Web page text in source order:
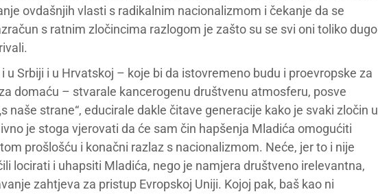
ovdašnjih vlasti s radikalnim nacionalizmom i čekanje da se
s ratnim zločincima razlogom je zašto su se svi oni toliko dugo
u Srbiji i u Hrvatskoj – koje bi da istovremeno budu i proevropske za
domaću – stvarale kancerogenu društvenu atmosferu, posve
naše strane“, educirale dakle čitave generacije kako je svaki zločin u
je stoga vjerovati da će sam čin hapšenja Mladića omogućiti
prošlošću i konačni razlaz s nacionalizmom. Neće, jer to i nije
locirati i uhapsiti Mladića, nego je namjera društveno irelevantna,
zahtjeva za pristup Evropskoj Uniji. Kojoj pak, baš kao ni